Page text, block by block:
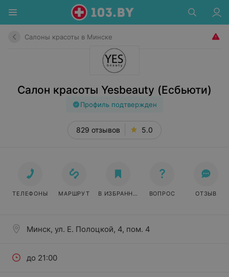
Салоны красоты в Минске
Салон красоты Yesbeauty (Есбьюти)
Профиль подтвержден
829 отзывов 5.0
Минск, ул. Е. Полоцкой, 4, пом. 4
до 21:00
ТЕЛЕФОНЫ МАРШРУТ В ИЗБРАННОЕ ВОПРОС ОТЗЫВ